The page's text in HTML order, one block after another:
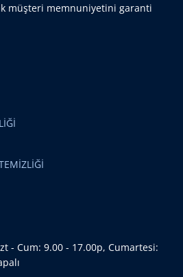
müşteri memnuniyetini garanti
- Cum: 9.00 - 17.00p, Cumartesi: